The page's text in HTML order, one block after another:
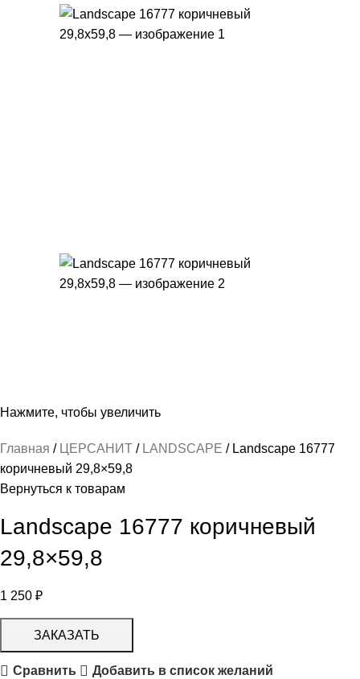
Нажмите, чтобы увеличить
Главная ЦЕРСАНИТ LANDSCAPE
Landscape 16777
коричневый 29,8×59,8
Вернуться к товарам
Landscape 16777 коричневый
29,8×59,8
1 250 ₽
ЗАКАЗАТЬ
Сравнить Добавить в список желаний